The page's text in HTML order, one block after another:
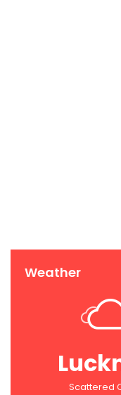
Weather
Scattered